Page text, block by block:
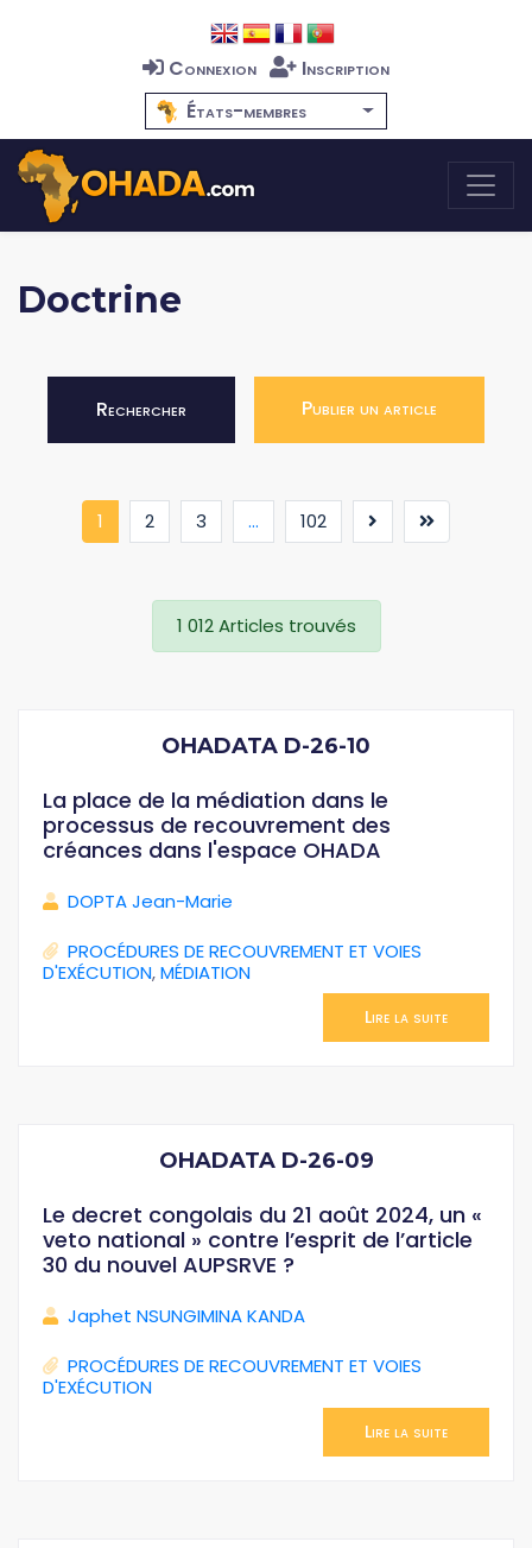
Connexion
Inscription
États-membres
Doctrine
Rechercher Publier un article
1 (current)
2 3 ... 102
1 012 Articles trouvés
OHADATA D-26-10
La place de la médiation dans le
processus de recouvrement des
créances dans l'espace OHADA
DOPTA Jean-Marie
PROCÉDURES DE RECOUVREMENT ET VOIES
D'EXÉCUTION,MÉDIATION
Lire la suite
OHADATA D-26-09
Le decret congolais du 21 août 2024, un «
veto national » contre l’esprit de l’article
30 du nouvel AUPSRVE ?
Japhet NSUNGIMINA KANDA
PROCÉDURES DE RECOUVREMENT ET VOIES
D'EXÉCUTION
Lire la suite